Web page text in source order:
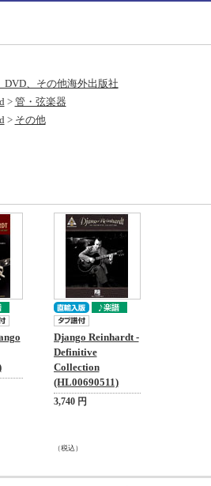
DVD、その他海外出版社
> 管・弦楽器
> その他
Django Reinhardt -
Definitive
Collection
(HL00690511)
3,740 円
（税込）